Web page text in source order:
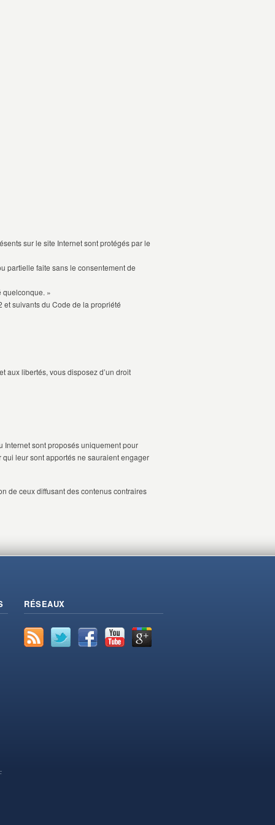
sur le site Internet sont protégés par le
partielle faite sans le consentement de
quelconque. »
et suivants du Code de la propriété
aux libertés, vous disposez d’un droit
Internet sont proposés uniquement pour
leur sont apportés ne sauraient engager
de ceux diffusant des contenus contraires
RÉSEAUX